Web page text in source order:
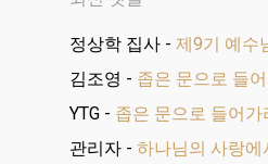
정상학 집사 - 제9기 예수님
김조영 - 좁은 문으로 들
YTG - 좁은 문으로 들어가
관리자 - 하나님의 사랑